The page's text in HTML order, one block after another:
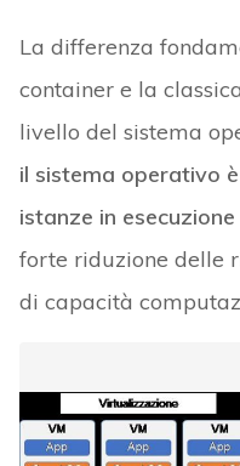
La differenza
container e la
livello del sistema
il sistema operativo
istanze in
forte riduzione delle
di capacità